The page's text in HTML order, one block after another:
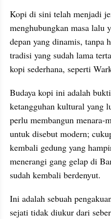
Kopi di sini telah menjadi
menghubungkan masa lalu
depan yang dinamis, tanpa
tradisi yang sudah lama
kopi sederhana, seperti
​Budaya kopi ini adalah
ketangguhan kultural yang
perlu membangun menara-
untuk disebut modern;
kembali gedung yang
menerangi gang gelap di
sudah kembali berdenyut.
Ini adalah sebuah
sejati tidak diukur dari